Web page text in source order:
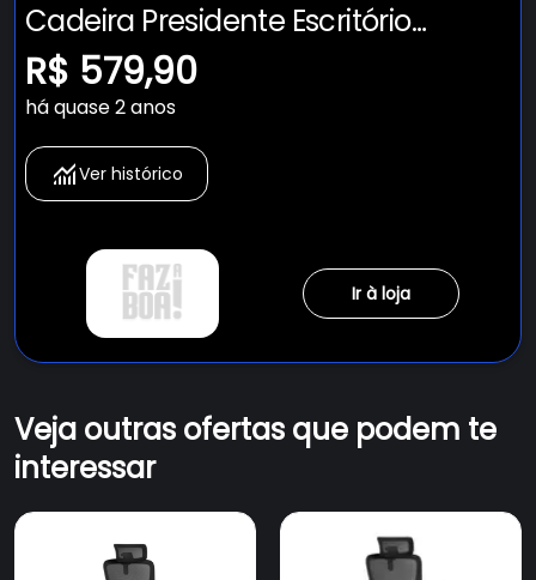
Cadeira Presidente Escritório
Giratória Fox Office Z411
Preta/branca
R$ 579,90
há quase 2 anos
Ver histórico
Ir à loja
Veja outras ofertas que podem te
interessar